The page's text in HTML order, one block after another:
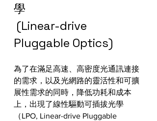
學
Pluggable Optics)
為了在滿足高速、高密度光通訊連接
的需求，以及光網路的靈活性和可擴
展性需求的同時，降低功耗和成本
上，出現了線性驅動可插拔光學
（LPO, Linear-drive Pluggable